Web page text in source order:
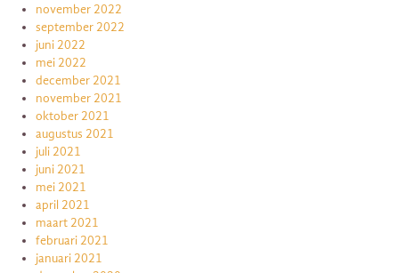
november 2022
september 2022
juni 2022
mei 2022
december 2021
november 2021
oktober 2021
augustus 2021
juli 2021
juni 2021
mei 2021
april 2021
maart 2021
februari 2021
januari 2021